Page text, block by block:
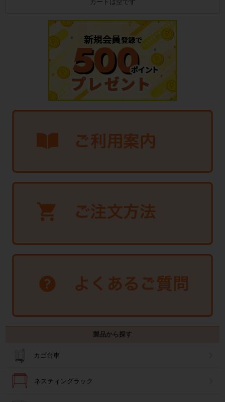
カートは空です
製品から探す
カゴ台車
ネスティングラック